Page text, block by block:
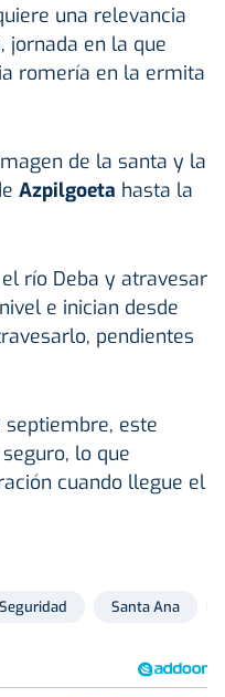
una relevancia
jornada en la que
romería en la ermita
de la santa y la
Azpilgoeta hasta la
río Deba y atravesar
e inician desde
pendientes
este
lo que
cuando llegue el
Seguridad Santa Ana